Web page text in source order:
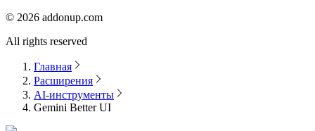
© 2026 addonup.com
All rights reserved
Главная
Расширения
AI-инструменты
Gemini Better UI